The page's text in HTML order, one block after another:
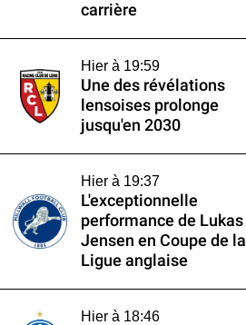
carrière
Hier à 19:59
Une des révélations
lensoises prolonge
jusqu'en 2030
Hier à 19:37
L'exceptionnelle
performance de Lukas
Jensen en Coupe de la
Ligue anglaise
Hier à 18:46